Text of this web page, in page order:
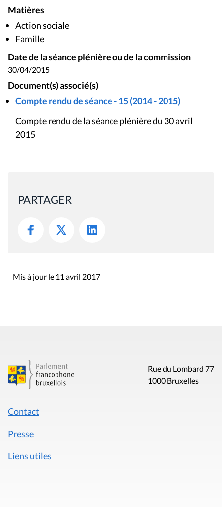
Matières
Action sociale
Famille
Date de la séance plénière ou de la commission
30/04/2015
Document(s) associé(s)
Compte rendu de séance - 15 (2014 - 2015)
Compte rendu de la séance plénière du 30 avril
2015
PARTAGER
Mis à jour le 11 avril 2017
Rue du Lombard 77
1000 Bruxelles
Contact
Presse
Liens utiles